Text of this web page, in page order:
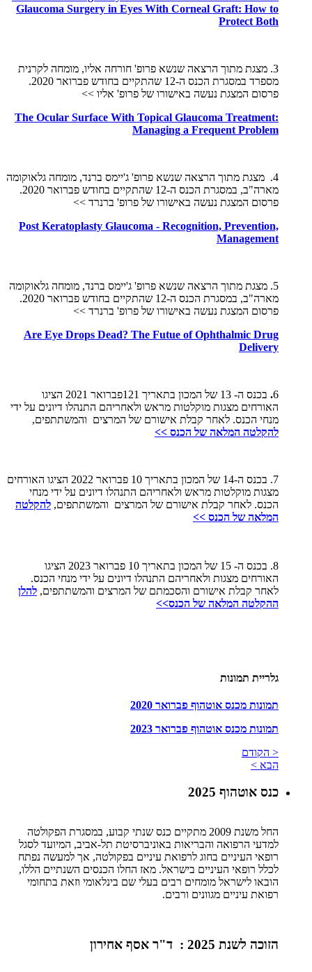
Glaucoma Surgery in Eyes With Corneal Graft: How to
Protect Both
3. מצגת מתוך הרצאה שנשא פרופ' חורחה אליו, מומחה לקרנית
מספרד במסגרת הכנס ה-12 שהתקיים בחודש פברואר 2020.
פרסום המצגת נעשה באישורו של פרופ' אליו >>
The Ocular Surface With Topical Glaucoma Treatment:
Managing a Frequent Problem
4. מצגת מתוך הרצאה שנשא פרופ' ג'יימס ברנד, מומחה גלאוקומה
מארה"ב, במסגרת הכנס ה-12 שהתקיים בחודש פברואר 2020.
פרסום המצגת נעשה באישורו של פרופ' ברנרד >>
Post Keratoplasty Glaucoma - Recognition, Prevention,
Management
5. מצגת מתוך הרצאה שנשא פרופ' ג'יימס ברנד, מומחה גלאוקומה
מארה"ב, במסגרת הכנס ה-12 שהתקיים בחודש פברואר 2020.
פרסום המצגת נעשה באישורו של פרופ' ברנרד >>
Are Eye Drops Dead? The Futue of Ophthalmic Drug
Delivery
6
.
בכנס ה- 13 של המכון בתאריך 121פברואר 2021 הציגו
האורחים מצגות מוקלטות מראש ולאחריהם התנהלו דיונים על ידי
מנחי הכנס. לאחר קבלת אישורם של המרצים והמשתתפים,
להקלטה המלאה של הכנס >>
7.
בכנס ה-14 של המכון בתאריך 10 פברואר 2022 הציגו האורחים
מצגות מוקלטות מראש ולאחריהם התנהלו דיונים על ידי מנחי
הכנס. לאחר קבלת אישורם של המרצים והמשתתפים, להקלטה
המלאה של הכנס >>
8. בכנס ה- 15 של המכון בתאריך 10 פברואר 2023 הציגו
האורחים מצגות ולאחריהם התנהלו דיונים על ידי מנחי הכנס.
לאחר קבלת אישורם והסכמתם של המרצים והמשתתפים, להלן
ההקלטה המלאה של הכנס>>
גלריית תמונות
תמונות מכנס אוטהוף פברואר 2020
תמונות מכנס אוטהוף פברואר 2023
< הקודם
הבא >
כנס אוטהוף 2025
החל משנת 2009 מתקיים כנס שנתי קבוע, במסגרת הפקולטה
למדעי הרפואה והבריאות באוניברסיטת תל-אביב, המיועד לסגל
רופאי העיניים בחוג לרפואת עיניים בפקולטה, אך למעשה נפתח
לכלל רופאי העיניים בישראל. מאז החלו הכנסים השנתיים הללו,
הובאו לישראל מומחים רבים בעלי שם בינלאומי וזאת בתחומי
רפואת עיניים מגוונים ורבים.
הזוכה לשנת 2025 : ד"ר אסף אחירון